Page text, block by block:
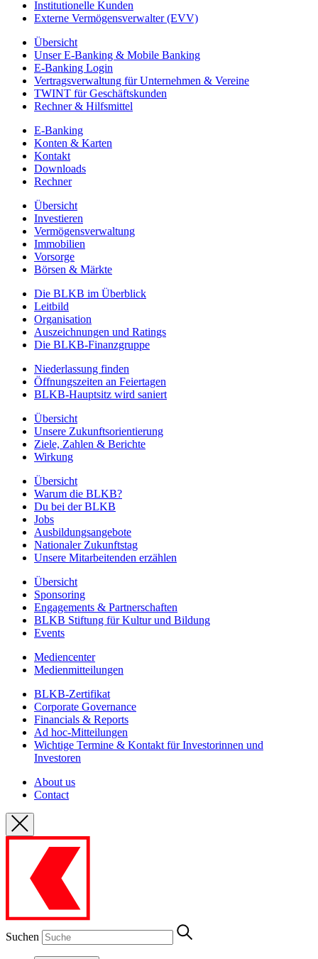
Institutionelle Kunden
Externe Vermögensverwalter (EVV)
Übersicht
Unser E-Banking & Mobile Banking
E-Banking Login
Vertragsverwaltung für Unternehmen & Vereine
TWINT für Geschäftskunden
Rechner & Hilfsmittel
E-Banking
Konten & Karten
Kontakt
Downloads
Rechner
Übersicht
Investieren
Vermögensverwaltung
Immobilien
Vorsorge
Börsen & Märkte
Die BLKB im Überblick
Leitbild
Organisation
Auszeichnungen und Ratings
Die BLKB-Finanzgruppe
Niederlassung finden
Öffnungszeiten an Feiertagen
BLKB-Hauptsitz wird saniert
Übersicht
Unsere Zukunftsorientierung
Ziele, Zahlen & Berichte
Wirkung
Übersicht
Warum die BLKB?
Du bei der BLKB
Jobs
Ausbildungsangebote
Nationaler Zukunftstag
Unsere Mitarbeitenden erzählen
Übersicht
Sponsoring
Engagements & Partnerschaften
BLKB Stiftung für Kultur und Bildung
Events
Mediencenter
Medienmitteilungen
BLKB-Zertifikat
Corporate Governance
Financials & Reports
Ad hoc-Mitteilungen
Wichtige Termine & Kontakt für Investorinnen und
Investoren
About us
Contact
Suchen